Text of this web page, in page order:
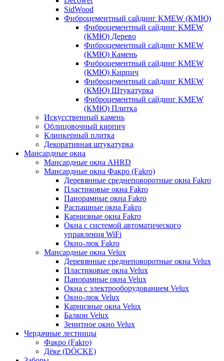
SidWood
Фиброцементный сайдинг KMEW (КМЮ)
Фиброцементный сайдинг KMEW
(КМЮ) Дерево
Фиброцементный сайдинг KMEW
(КМЮ) Камень
Фиброцементный сайдинг KMEW
(КМЮ) Кирпич
Фиброцементный сайдинг KMEW
(КМЮ) Штукатурка
Фиброцементный сайдинг KMEW
(КМЮ) Плитка
Искусственный камень
Облицовочный кирпич
Клинкерный плитка
Декоративная штукатурка
Мансардные окна
Мансардные окна AHRD
Мансардные окна Факро (Fakro)
Деревянные среднеповоротные окна Fakro
Пластиковые окна Fakro
Панорамные окна Fakro
Распашные окна Fakro
Карнизные окна Fakro
Окна с системой автоматического
управления WiFi
Окно-люк Fakro
Мансардные окна Velux
Деревянные среднеповоротные окна Velux
Пластиковые окна Velux
Панорамные окна Velux
Окна с электрооборудованием Velux
Окно-люк Velux
Карнизные окна Velux
Балкон Velux
Зенитное окно Velux
Чердачные лестницы
Факро (Fakro)
Дёке (DÖCKE)